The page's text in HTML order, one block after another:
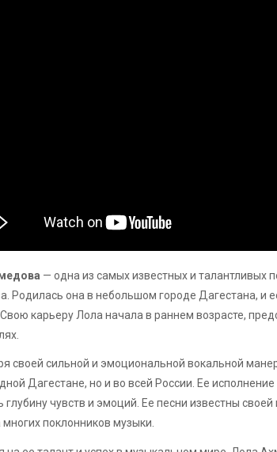
— одна из самых известных и
Родилась она в небольшом городе Дагестана, и
Свою карьеру Лола начала в раннем возрасте,
своей сильной и эмоциональной вокальной
Дагестане, но и во всей России. Ее
глубину чувств и эмоций. Ее песни известны
поклонников музыки.